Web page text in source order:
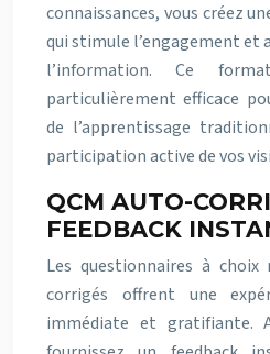
connaissances, vous créez
qui stimule l’engagement et
l’information. Ce
particulièrement efficace
de l’apprentissage
participation active de vos
QCM AUTO-
FEEDBACK
Les questionnaires à
corrigés offrent une
immédiate et gratifiante.